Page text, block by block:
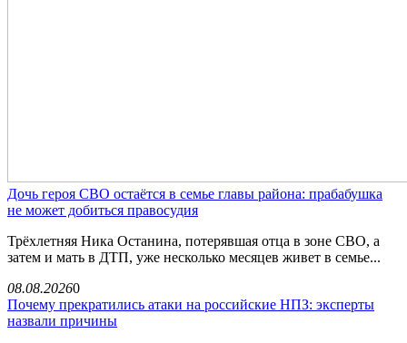
Дочь героя СВО остаётся в семье главы района: прабабушка
не может добиться правосудия
Трёхлетняя Ника Останина, потерявшая отца в зоне СВО, а
затем и мать в ДТП, уже несколько месяцев живет в семье...
08.08.20260
Почему прекратились атаки на российские НПЗ: эксперты
назвали причины